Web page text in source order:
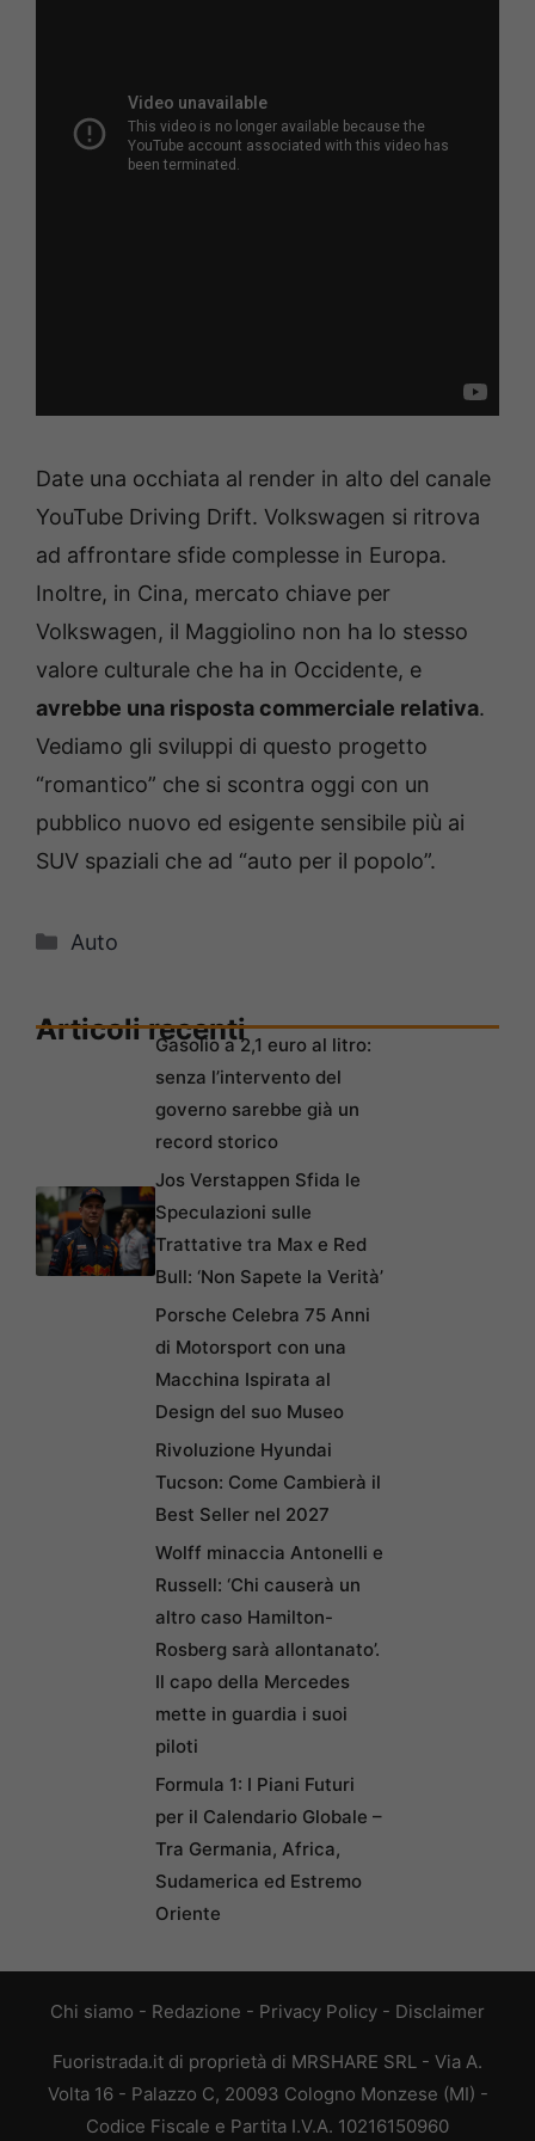
Date una occhiata al render in alto del canale
YouTube Driving Drift. Volkswagen si ritrova
ad affrontare sfide complesse in Europa.
Inoltre, in Cina, mercato chiave per
Volkswagen, il Maggiolino non ha lo stesso
valore culturale che ha in Occidente, e
avrebbe una risposta commerciale relativa.
Vediamo gli sviluppi di questo progetto
“romantico” che si scontra oggi con un
pubblico nuovo ed esigente sensibile più ai
SUV spaziali che ad “auto per il popolo”.
Categorie
Auto
Articoli recentiGasolio a 2,1 euro al litro:
senza l’intervento del
governo sarebbe già un
record storico
Jos Verstappen Sfida le
Speculazioni sulle
Trattative tra Max e Red
Bull: ‘Non Sapete la Verità’
Porsche Celebra 75 Anni
di Motorsport con una
Macchina Ispirata al
Design del suo Museo
Rivoluzione Hyundai
Tucson: Come Cambierà il
Best Seller nel 2027
Wolff minaccia Antonelli e
Russell: ‘Chi causerà un
altro caso Hamilton-
Rosberg sarà allontanato’.
Il capo della Mercedes
mette in guardia i suoi
piloti
Formula 1: I Piani Futuri
per il Calendario Globale –
Tra Germania, Africa,
Sudamerica ed Estremo
Oriente
Chi siamo - Redazione - Privacy Policy - Disclaimer
Fuoristrada.it di proprietà di MRSHARE SRL - Via A.
Volta 16 - Palazzo C, 20093 Cologno Monzese (MI) -
Codice Fiscale e Partita I.V.A. 10216150960